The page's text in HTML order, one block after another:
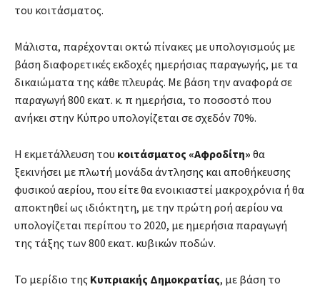
του κοιτάσματος.
Μάλιστα, παρέχονται οκτώ πίνακες με υπολογισμούς με
βάση διαφορετικές εκδοχές ημερήσιας παραγωγής, με τα
δικαιώματα της κάθε πλευράς. Με βάση την αναφορά σε
παραγωγή 800 εκατ. κ. π ημερήσια, το ποσοστό που
ανήκει στην Κύπρο υπολογίζεται σε σχεδόν 70%.
Η εκμετάλλευση του κοιτάσματος «Αφροδίτη» θα
ξεκινήσει με πλωτή μονάδα άντλησης και αποθήκευσης
φυσικού αερίου, που είτε θα ενοικιαστεί μακροχρόνια ή θα
αποκτηθεί ως ιδιόκτητη, με την πρώτη ροή αερίου να
υπολογίζεται περίπου το 2020, με ημερήσια παραγωγή
της τάξης των 800 εκατ. κυβικών ποδών.
Το μερίδιο της Κυπριακής Δημοκρατίας​, με βάση το